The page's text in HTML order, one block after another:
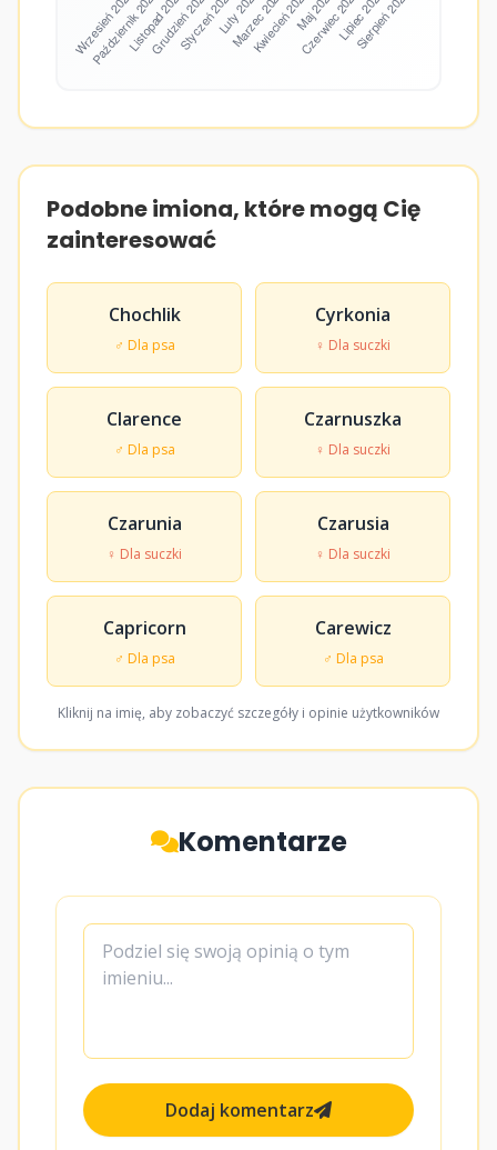
Podobne imiona, które mogą Cię
zainteresować
Chochlik
♂ Dla psa
Cyrkonia
♀ Dla suczki
Clarence
♂ Dla psa
Czarnuszka
♀ Dla suczki
Czarunia
♀ Dla suczki
Czarusia
♀ Dla suczki
Capricorn
♂ Dla psa
Carewicz
♂ Dla psa
Kliknij na imię, aby zobaczyć szczegóły i opinie użytkowników
Komentarze
Dodaj komentarz